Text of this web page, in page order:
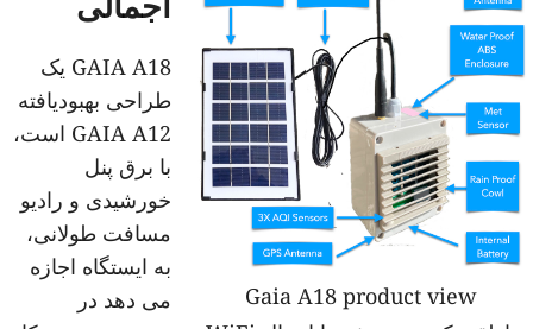
Gaia A18 product view
GAIA A18 یک
طراحی بهبودیافته
GAIA A12 است،
با برق پنل
خورشیدی و رادیو
مسافت طولانی،
به ایستگاه اجازه
می دهد در